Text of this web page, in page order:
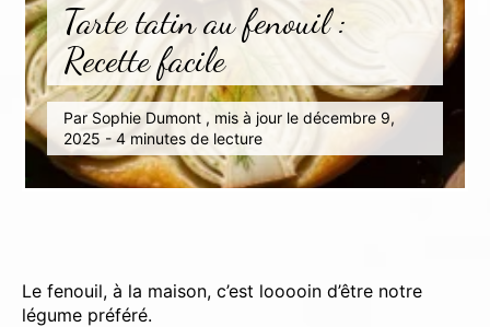
Tarte tatin au fenouil :
Recette facile
Par Sophie Dumont , mis à jour le décembre 9,
2025 - 4 minutes de lecture
Le fenouil, à la maison, c’est looooin d’être notre
légume préféré.